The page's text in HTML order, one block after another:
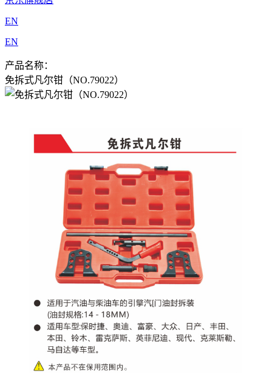
EN
EN
产品名称：
免拆式凡尔钳（NO.79022）